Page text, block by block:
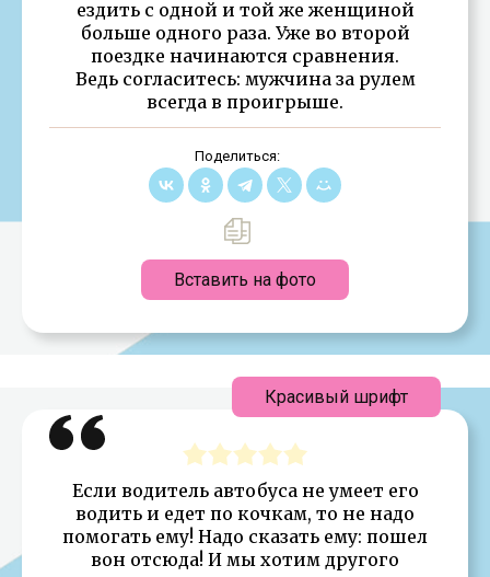
ездить с одной и той же женщиной
больше одного раза. Уже во второй
поездке начинаются сравнения.
Ведь согласитесь: мужчина за рулем
всегда в проигрыше.
Поделиться:
Вставить на фото
Если водитель автобуса не умеет его
водить и едет по кочкам, то не надо
помогать ему! Надо сказать ему: пошел
вон отсюда! И мы хотим другого
Красивый шрифт